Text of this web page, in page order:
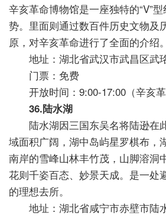
辛亥革命博物馆是一座独特的“V”
势。里面则通过数百件历史文物及
原，对辛亥革命进行了全面的介绍。
地址：湖北省武汉市武昌区武
门票：免费
开放时间：9:00-17:00（辛亥革
36.陆水湖
陆水湖因三国东吴名将陆逊在
域面积广阔，湖中岛屿星罗棋布，
南岸的雪峰山林丰竹茂，山脚溶洞
花则千姿百态、妙景天成。是一处
的理想去所。
地址：湖北省咸宁市赤壁市陆